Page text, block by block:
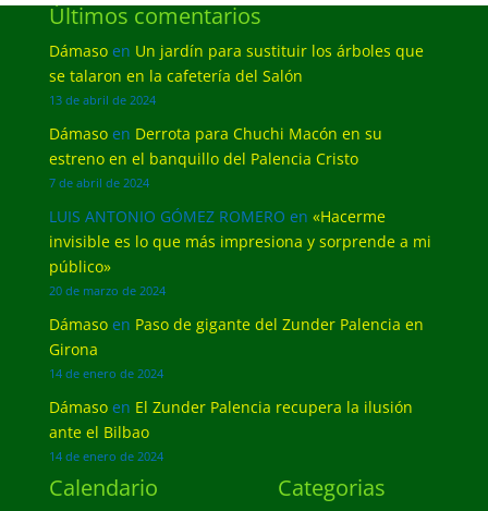
Últimos comentarios
Dámasoen Un jardín para sustituir los árboles que
se talaron en la cafetería del Salón
13 de abril de 2024
Dámasoen Derrota para Chuchi Macón en su
estreno en el banquillo del Palencia Cristo
7 de abril de 2024
LUIS ANTONIO GÓMEZ ROMERO en «Hacerme
invisible es lo que más impresiona y sorprende a mi
público»
20 de marzo de 2024
Dámasoen Paso de gigante del Zunder Palencia en
Girona
14 de enero de 2024
Dámasoen El Zunder Palencia recupera la ilusión
ante el Bilbao
14 de enero de 2024
Calendario Categorias